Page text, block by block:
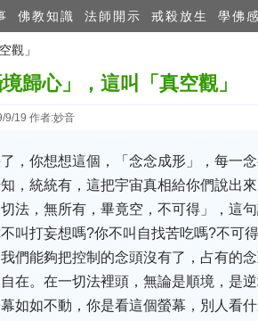
佛教知識 法師開示 戒殺放生 學佛
觀」
歸心」，這叫「真空觀」
9/19 作者:妙音
，你想想這個，「念念成形」，每一
，統統有，這把宇宙真相給你們說出
法，無所有，畢竟空，不可得」，這
叫打妄想嗎?你不叫自找苦吃嗎?不可
們能夠把控制的念頭沒有了，占有的
在。在一切法裡頭，無論是順境，是
如如不動，你是看這個螢幕，別人看